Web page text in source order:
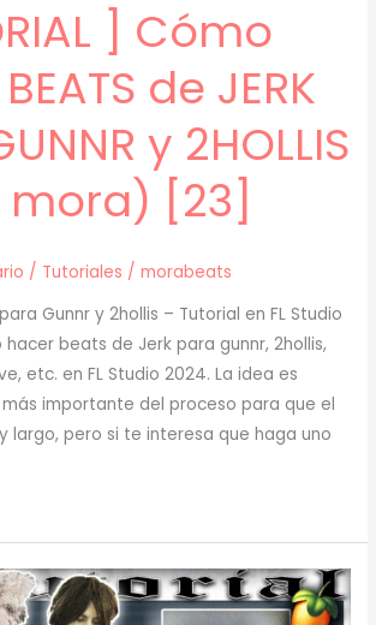
] Cómo
de JERK
y 2HOLLIS
[23]
/ Tutoriales /morabeats
Gunnr y 2hollis – Tutorial en FL Studio
beats de Jerk para gunnr, 2hollis,
etc. en FL Studio 2024. La idea es
importante del proceso para que el
largo, pero si te interesa que haga uno